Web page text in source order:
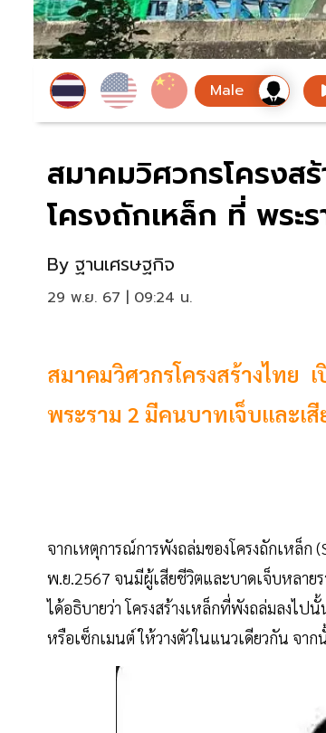
สมาคมวิศวกรโครงส
โครงถักเหล็ก ที่ พระ
By ฐานเศรษฐกิจ
29 พ.ย. 67 | 09:24 น.
สมาคมวิศวกรโครงสร้างไทย
พระราม 2 มีคนบาทเจ็บและเ
จากเหตุการณ์การพังถล่มของโครงถักเหล็ก
พ.ย.2567 จนมีผู้เสียชีวิตและบาดเจ็บหลาย
ได้อธิบายว่า โครงสร้างเหล็กที่พังถล่มลงไ
หรือเซ็กเมนต์ ให้วางตัวในแนวเดียวกัน จา